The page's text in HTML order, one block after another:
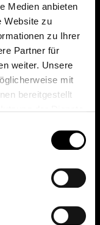
Medien anbieten
Website zu
zu Ihrer
Partner für
weiter. Unsere
mit
bereitgestellt
Kontoführung,
bei